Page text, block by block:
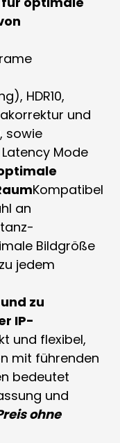
HDR10,
und
sowie
Mode
Kompatibel
an
Bildgröße
jedem
zu
IP-
und flexibel,
mit führenden
bedeutet
und
ohne